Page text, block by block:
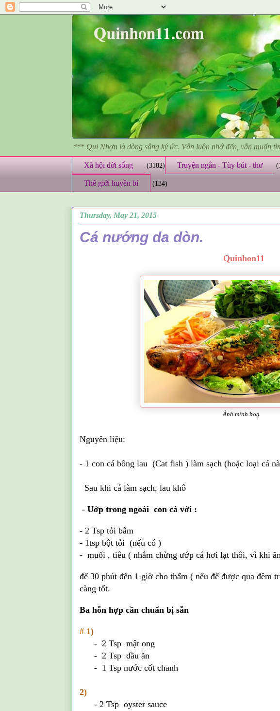
*** Qui Nhơn là dòng sông ký ức. Vẫn luôn nhớ đến, vẫn muốn
Xã hội đời sống (3182) Truyện ngắn - Tùy bút - thơ
Thế giới huyền bí (134)
Thursday, May 21, 2015
Cá nướng da dòn.
Quinhon11
Ảnh minh hoạ
Nguyên liệu:
- 1 con cá bông lau (Cat fish ) làm sạch (hoặc loại cá
Sau khi cá làm sạch, lau khô
- Uớp trong ngoài con cá với :
- 2 Tsp tỏi bằm
- 1tsp bột tỏi (nếu có )
- muối , tiêu ( nhắm chừng ướp cá hơi lạt thôi, vì khi
để 30 phút đến 1 giờ cho thấm ( nếu để được qua đêm
càng tốt.
Ba hỗn hợp cần chuẩn bị sẵn
# 1)
- 2 Tsp mật ong
- 2 Tsp dầu ăn
- 1 Tsp nước cốt chanh
2)
- 2 Tsp oyster sauce